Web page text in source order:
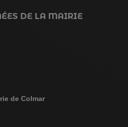
DE LA MAIRIE
de Colmar